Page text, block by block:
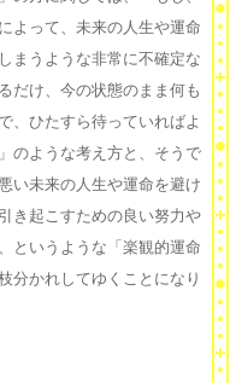
よって、未来の人生や運命
まうような非常に不確定な
だけ、今の状態のまま何も
、ひたすら待っていればよ
のような考え方と、そうで
い未来の人生や運命を避け
き起こすための良い努力や
というような「楽観的運命
分かれしてゆくことになり